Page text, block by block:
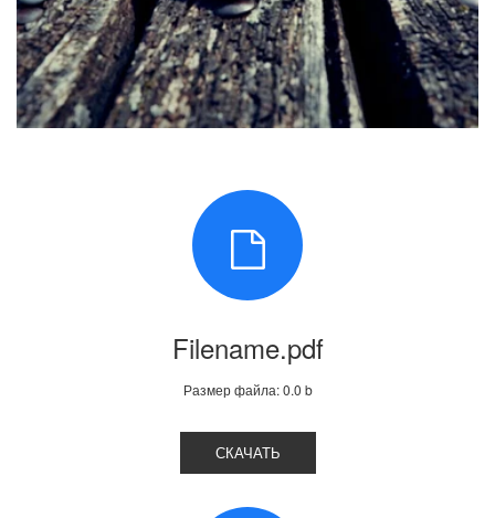
Filename.pdf
Размер файла: 0.0 b
СКАЧАТЬ